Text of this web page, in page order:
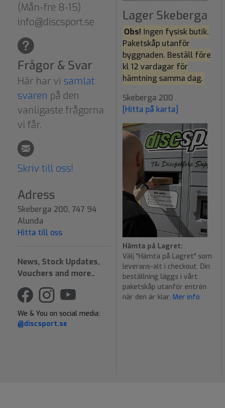
(Mån-fre 8-15)
info@discsport.se
Frågor & Svar
Här har vi samlat
svaren på den
vanligaste frågorna
vi får.
Skriv till oss!
Adress
Skeberga 200, 747 94
Alunda
Hitta till oss
News, Stock Updates,
Vouchers and more..
We & You on social media:
@discsport.se
Lager Skeberga
Obs! Ingen fysisk butik.
Paketskåp utanför
byggnaden. Beställ före
kl 12 vardagar för
hämtning samma dag.
Skeberga 200
[Hitta på karta]
Hämta på Lagret:
Välj "Hämta på Lagret" som
leverans-alt i checkout. Din
beställning läggs i vårt
paketskåp utanför entrén
när den är klar. Mer info